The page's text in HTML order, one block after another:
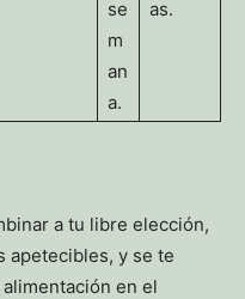
se
m
an
a.
as.
a tu libre elección,
apetecibles, y se te
en el